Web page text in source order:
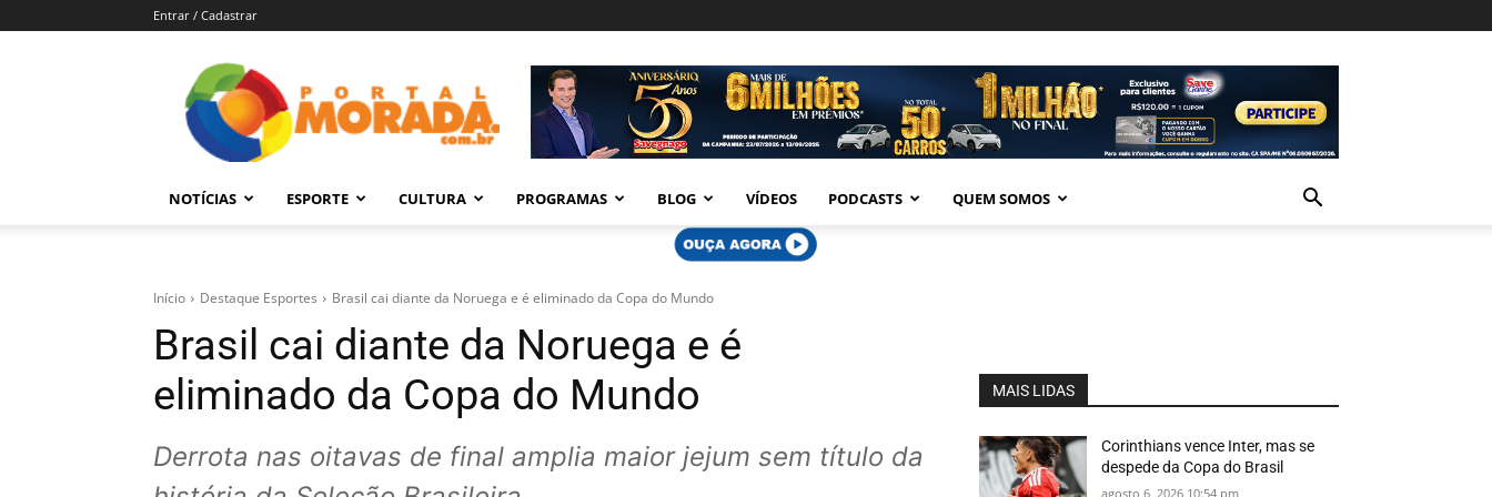
Entrar / Cadastrar
Morada
–
Araraquara
NOTÍCIAS ESPORTE CULTURA PROGRAMAS BLOG VÍDEOS PODCASTS QUEM SOMOS
Início Destaque Esportes Brasil cai diante da Noruega e é eliminado da Copa do Mundo
Brasil cai diante da Noruega e é
eliminado da Copa do Mundo
Derrota nas oitavas de final amplia maior jejum sem título da
MAIS LIDAS
Corinthians vence Inter, mas se
despede da Copa do Brasil
agosto 6, 2026 10:54 pm